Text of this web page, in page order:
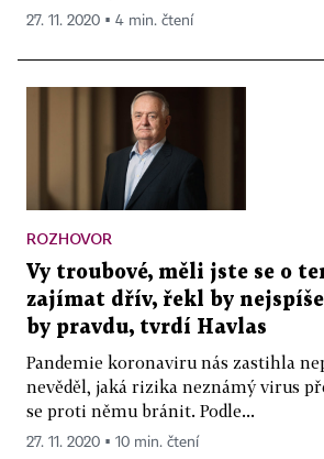
27. 11. 2020 ▪ 4 min. čtení
ROZHOVOR
Vy troubové, měli jste se o
zajímat dřív, řekl by
by pravdu, tvrdí Havlas
Pandemie koronaviru nás zastihla
nevěděl, jaká rizika neznámý virus
se proti němu bránit. Podle...
27. 11. 2020 ▪ 10 min. čtení